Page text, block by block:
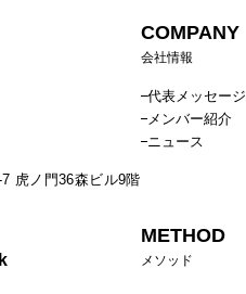
虎ノ門36森ビル9階
COMPANY
会社情報
代表メッセージ
メンバー紹介
ニュース
METHOD
メソッド